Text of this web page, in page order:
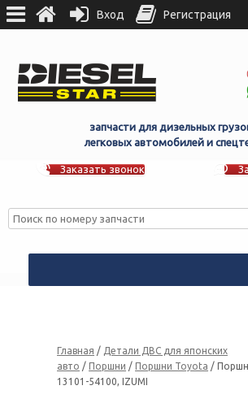
запчасти для дизельных
легковых автомобилей и
Заказать звонок
Главная / Детали ДВС для японских
авто / Поршни / Поршни Toyota /
13101-54100, IZUMI
Вход Регистрация